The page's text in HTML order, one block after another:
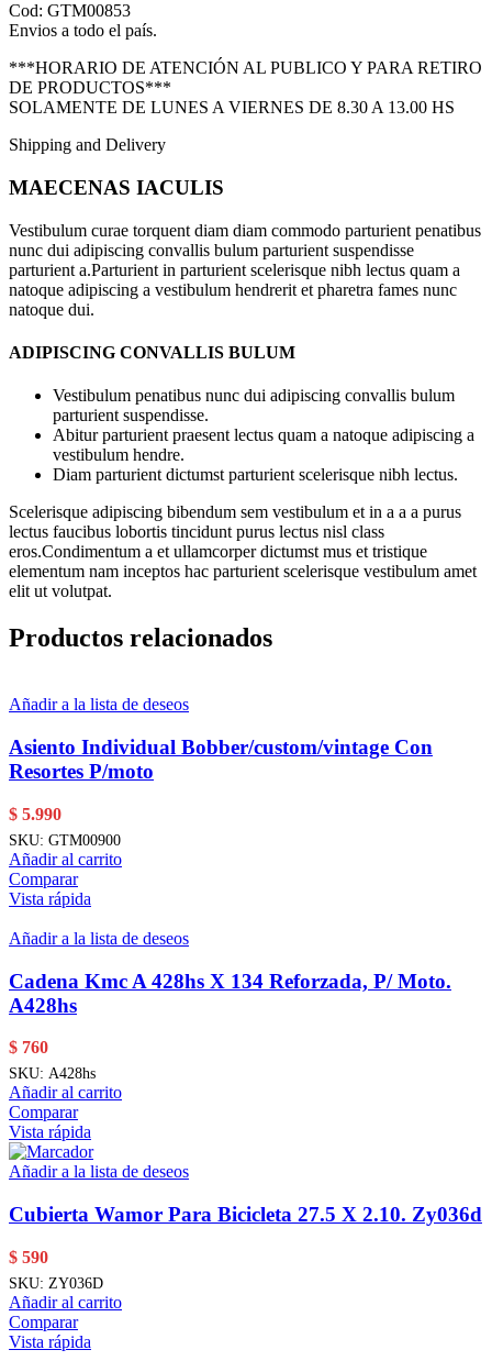
Cod: GTM00853
Envios a todo el país.
***HORARIO DE ATENCIÓN AL PUBLICO Y PARA RETIRO
DE PRODUCTOS***
SOLAMENTE DE LUNES A VIERNES DE 8.30 A 13.00 HS
Shipping and Delivery
MAECENAS IACULIS
Vestibulum curae torquent diam diam commodo parturient penatibus
nunc dui adipiscing convallis bulum parturient suspendisse
parturient a.Parturient in parturient scelerisque nibh lectus quam a
natoque adipiscing a vestibulum hendrerit et pharetra fames nunc
natoque dui.
ADIPISCING CONVALLIS BULUM
Vestibulum penatibus nunc dui adipiscing convallis bulum
parturient suspendisse.
Abitur parturient praesent lectus quam a natoque adipiscing a
vestibulum hendre.
Diam parturient dictumst parturient scelerisque nibh lectus.
Scelerisque adipiscing bibendum sem vestibulum et in a a a purus
lectus faucibus lobortis tincidunt purus lectus nisl class
eros.Condimentum a et ullamcorper dictumst mus et tristique
elementum nam inceptos hac parturient scelerisque vestibulum amet
elit ut volutpat.
Productos relacionados
Añadir a la lista de deseos
Asiento Individual Bobber/custom/vintage Con
Resortes P/moto
$ 5.990
SKU: GTM00900
Añadir al carrito
Comparar
Vista rápida
Añadir a la lista de deseos
Cadena Kmc A 428hs X 134 Reforzada, P/ Moto.
A428hs
$ 760
SKU: A428hs
Añadir al carrito
Comparar
Vista rápida
Añadir a la lista de deseos
Cubierta Wamor Para Bicicleta 27.5 X 2.10. Zy036d
$ 590
SKU: ZY036D
Añadir al carrito
Comparar
Vista rápida